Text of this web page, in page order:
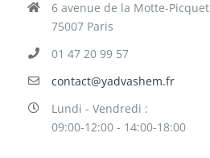
6 avenue de la Motte-Picquet
75007 Paris
01 47 20 99 57
contact@yadvashem.fr
Lundi - Vendredi :
09:00-12:00 - 14:00-18:00